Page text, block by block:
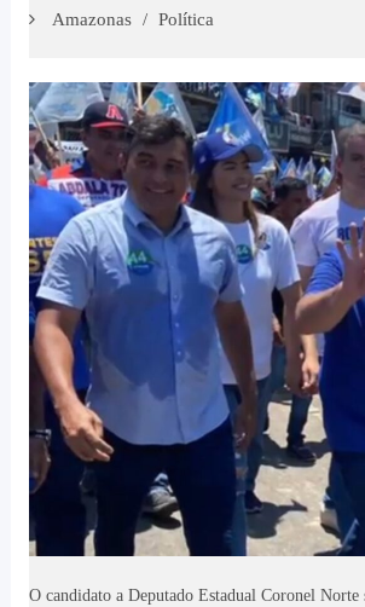
Amazonas / Política
O candidato a Deputado Estadual Coronel Norte